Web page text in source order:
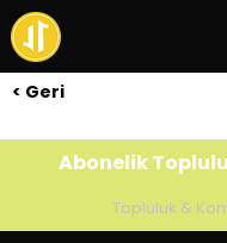
< Geri
Abonelik
Topluluk &